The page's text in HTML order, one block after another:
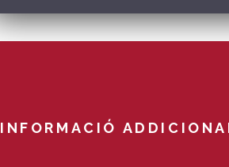
INFORMACIÓ